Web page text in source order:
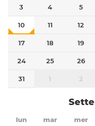
3 4 5
10 11 12
17 18 19
24 25 26
31 1 2
lun mar mer